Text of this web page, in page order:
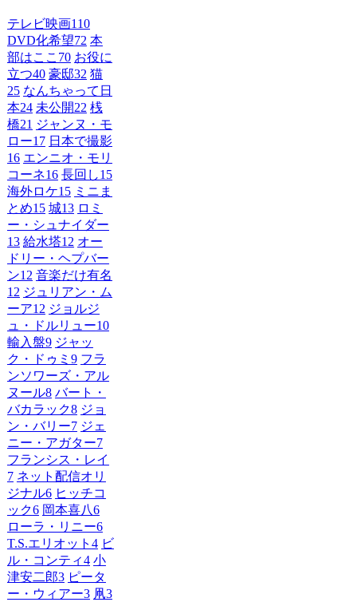
テレビ映画110
DVD化希望72 本
部はここ 70 お役に
立つ40 豪邸32 猫
25 なんちゃって日
本24 未公開22 桟
橋21 ジャンヌ・モ
ロー17 日本で撮影
16 エンニオ・モリ
コーネ16 長回し15
海外ロケ15 ミニま
とめ15 城13 ロミ
ー・シュナイダー
13 給水塔12 オー
ドリー・ヘプバー
ン12 音楽だけ有名
12 ジュリアン・ム
ーア12 ジョルジ
ュ・ドルリュー10
輸入盤9 ジャッ
ク・ドゥミ 9 フラ
ンソワーズ・アル
ヌール8 バート・
バカラック8 ジョ
ン・バリー7 ジェ
ニー・アガター7
フランシス・レイ
7 ネット配信オリ
ジナル6 ヒッチコ
ック6 岡本喜八6
ローラ・リニー6
T.S.エリオット 4 ビ
ル・コンティ4 小
津安二郎3 ピータ
ー・ウィアー3 凧3